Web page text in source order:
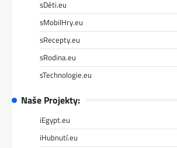
sDěti.eu
sMobilHry.eu
sRecepty.eu
sRodina.eu
sTechnologie.eu
Naše Projekty:
iEgypt.eu
iHubnutí.eu